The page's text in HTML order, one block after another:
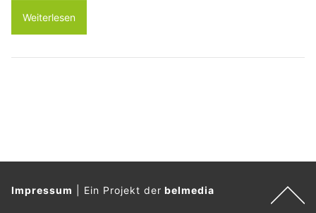
Weiterlesen
Impressum Ein Projekt derbelmedia